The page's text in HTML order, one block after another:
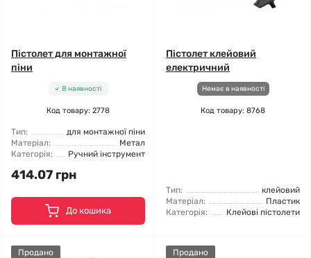
Пістолет для монтажної
піни
В наявності
Код товару: 2778
Тип:
для монтажної піни
Матеріал:
Метал
Категорія:
Ручний інструмент
414.07 грн
До кошика
Пістолет клейовий
електричний
Немає в наявності
Код товару: 8768
Тип:
клейовий
Матеріал:
Пластик
Категорія:
Клейові пістолети
Продано Продано